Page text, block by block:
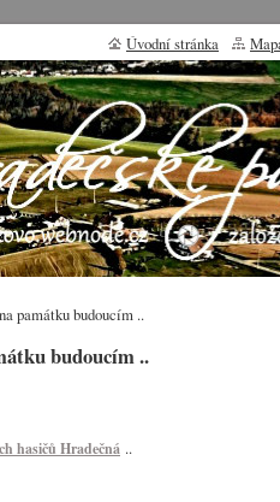
památku budoucím ..
budoucím ..
hasičů Hradečná ..
Úvodní stránka